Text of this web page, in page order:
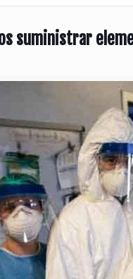
suministrar